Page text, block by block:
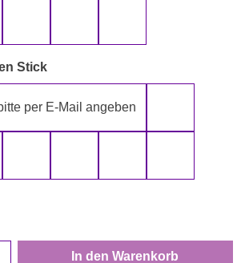
Stickauswählen
per E-Mail angeben
Gib den gewünschten
In den Warenkorb